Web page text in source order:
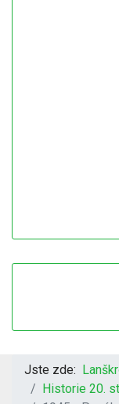
Jste zde:
Historie 20.